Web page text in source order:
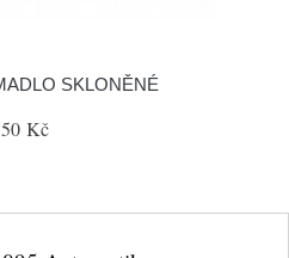
SKLONĚNÉ
Kč